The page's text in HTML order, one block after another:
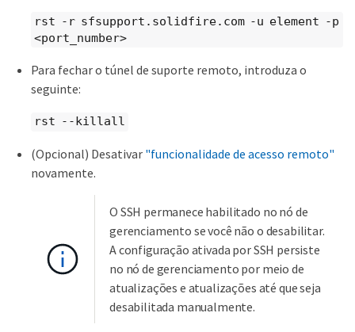
rst -r sfsupport.solidfire.com -u element -p
<port_number>
Para fechar o túnel de suporte remoto, introduza o
seguinte:
rst --killall
(Opcional) Desativar "funcionalidade de acesso remoto"
novamente.
O SSH permanece habilitado no nó de
gerenciamento se você não o desabilitar.
A configuração ativada por SSH persiste
no nó de gerenciamento por meio de
atualizações e atualizações até que seja
desabilitada manualmente.